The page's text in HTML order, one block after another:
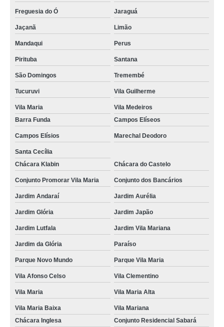
Freguesia do Ó Jaraguá
Jaçanã Limão
Mandaqui Perus
Pirituba Santana
São Domingos Tremembé
Tucuruvi Vila Guilherme
Vila Maria
Vila Medeiros
Barra Funda
Campos Elíseos
Campos Elísios Marechal Deodoro
Santa Cecília
Chácara Klabin
Chácara do Castelo
Conjunto Promorar Vila Maria Conjunto dos Bancários
Jardim Andaraí Jardim Aurélia
Jardim Glória Jardim Japão
Jardim Lutfala Jardim Vila Mariana
Jardim da Glória Paraíso
Parque Novo Mundo Parque Vila Maria
Vila Afonso Celso Vila Clementino
Vila Maria Vila Maria Alta
Vila Maria Baixa
Vila Mariana
Chácara Inglesa
Conjunto Residencial Sabará